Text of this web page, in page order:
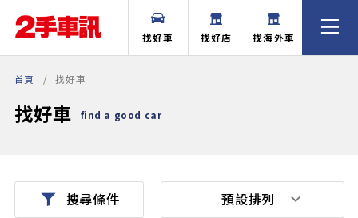
找好車 找好店 找海外車
首頁 找好車
找好車 find a good car
搜尋條件 預設排列